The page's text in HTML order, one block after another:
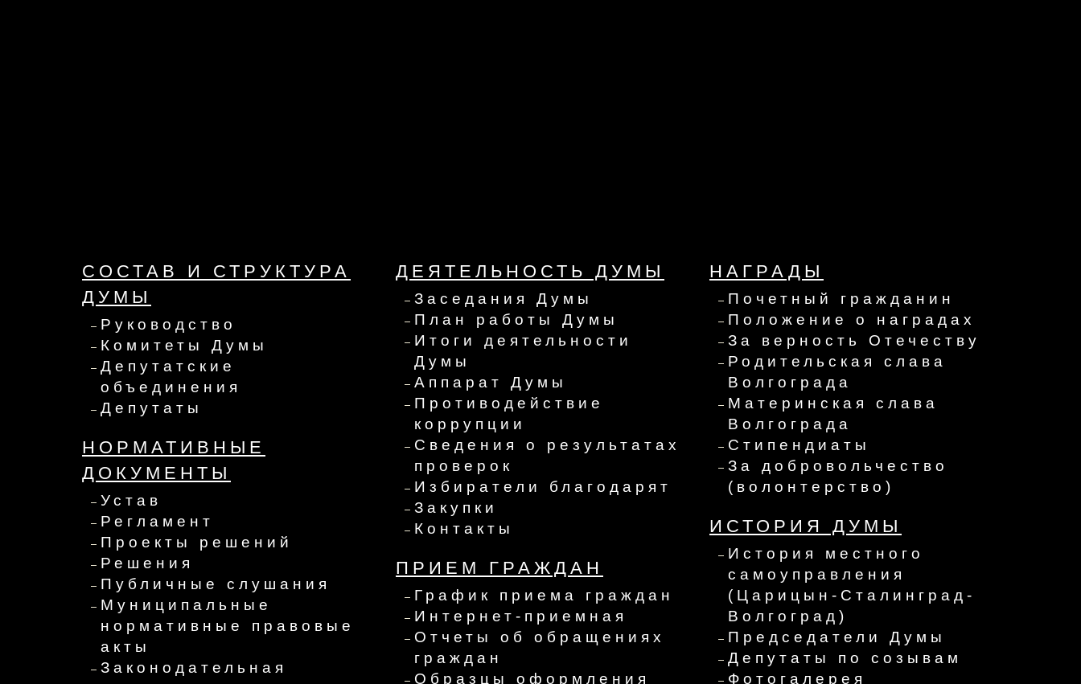
СОСТАВ И СТРУКТУРА
ДУМЫ
Руководство
Комитеты Думы
Депутатские
объединения
Депутаты
НОРМАТИВНЫЕ
ДОКУМЕНТЫ
Устав
Регламент
Проекты решений
Решения
Публичные слушания
Муниципальные
нормативные правовые
акты
Законодательная
ДЕЯТЕЛЬНОСТЬ ДУМЫ
Заседания Думы
План работы Думы
Итоги деятельности
Думы
Аппарат Думы
Противодействие
коррупции
Сведения о результатах
проверок
Избиратели благодарят
Закупки
Контакты
ПРИЕМ ГРАЖДАН
График приема граждан
Интернет-приемная
Отчеты об обращениях
граждан
Образцы оформления
НАГРАДЫ
Почетный гражданин
Положение о наградах
За верность Отечеству
Родительская слава
Волгограда
Материнская слава
Волгограда
Стипендиаты
За добровольчество
(волонтерство)
ИСТОРИЯ ДУМЫ
История местного
самоуправления
(Царицын-Сталинград-
Волгоград)
Председатели Думы
Депутаты по созывам
Фотогалерея